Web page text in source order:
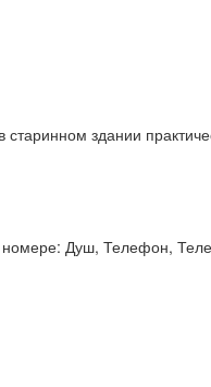
здании
Душ, Телефон,